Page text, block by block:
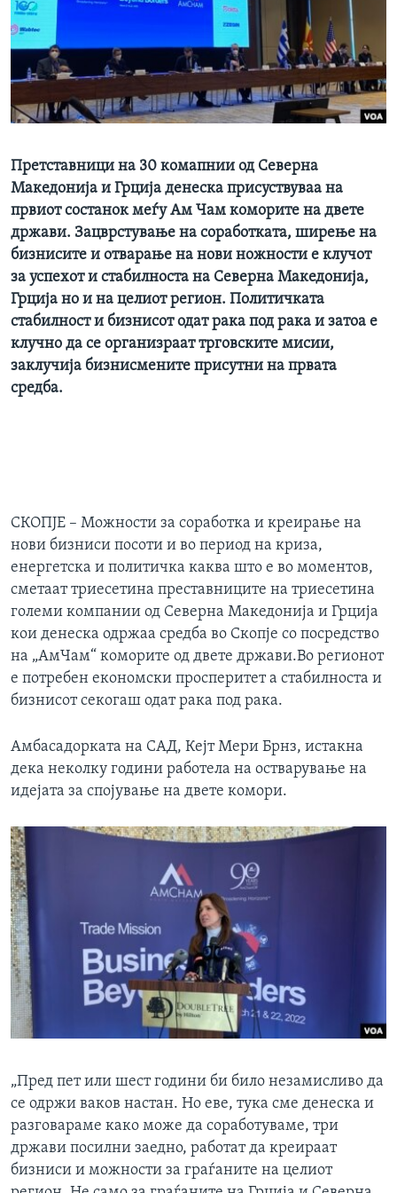
ИНТЕРВЈУА
Јазици
Претставници на 30 комапнии од Северна
Македонија и Грција денеска присуствуваа на
првиот состанок меѓу Ам Чам коморите на двете
држави. Зацврстување на соработката, ширење на
бизнисите и отварање на нови ножности е клучот
за успехот и стабилноста на Северна Македонија,
Грција но и на целиот регион. Политичката
стабилност и бизнисот одат рака под рака и затоа е
клучно да се организраат трговските мисии,
заклучија бизнисмените присутни на првата
средба.
СКОПЈЕ – Можности за соработка и креирање на
нови бизниси посоти и во период на криза,
енергетска и политичка каква што е во моментов,
сметаат триесетина преставниците на триесетина
големи компании од Северна Македонија и Грција
кои денеска одржаа средба во Скопје со посредство
на „АмЧам“ коморите од двете држави.Во регионот
е потребен економски просперитет а стабилноста и
бизнисот секогаш одат рака под рака.
Амбасадорката на САД, Кејт Мери Брнз, истакна
дека неколку години работела на остварување на
идејата за спојување на двете комори.
„Пред пет или шест години би било незамисливо да
се одржи ваков настан. Но еве, тука сме денеска и
разговараме како може да соработуваме, три
држави посилни заедно, работат да креираат
бизниси и можности за граѓаните на целиот